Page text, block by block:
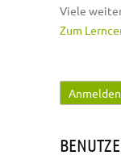
Viele
Zum
Haupt-
Anmelden